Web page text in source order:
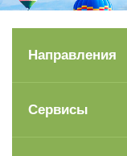
Направления
Сервисы